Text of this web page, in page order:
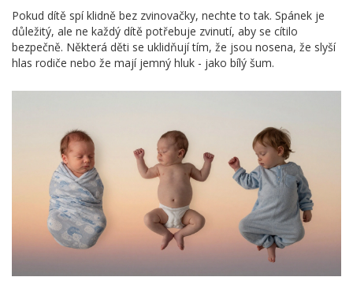
Pokud dítě spí klidně bez zvinovačky, nechte to tak. Spánek je
důležitý, ale ne každý dítě potřebuje zvinutí, aby se cítilo
bezpečně. Některá děti se uklidňují tím, že jsou nosena, že slyší
hlas rodiče nebo že mají jemný hluk - jako bílý šum.